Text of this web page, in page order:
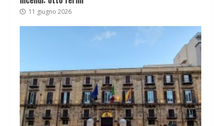
11 giugno 2026